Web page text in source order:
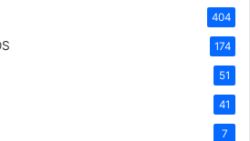
404
174
51
41
7